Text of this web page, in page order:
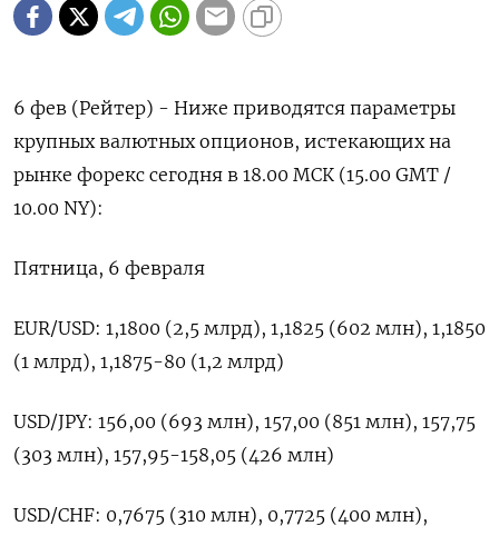
6 фев (Рейтер) - Ниже приводятся параметры
крупных валютных ⁠опционов, истекающих на
рынке форекс сегодня ⁠в ​18.00 МСК (15.00 GMT /
⁠10.00 NY):
Пятница, 6 ⁠февраля
EUR/USD: 1,1800 (2,5 млрд), ‌1,1825 (602 млн), ‍1,1850
(1 млрд), 1,1875-80 (1,2 ‌млрд)
USD/JPY: 156,00 (693 ​млн), 157,00 (851 млн), 157,75
(303 млн), 157,95-158,05 (426 млн)
USD/CHF: ⁠0,7675 (310 ‍млн), 0,7725 (400 млн),